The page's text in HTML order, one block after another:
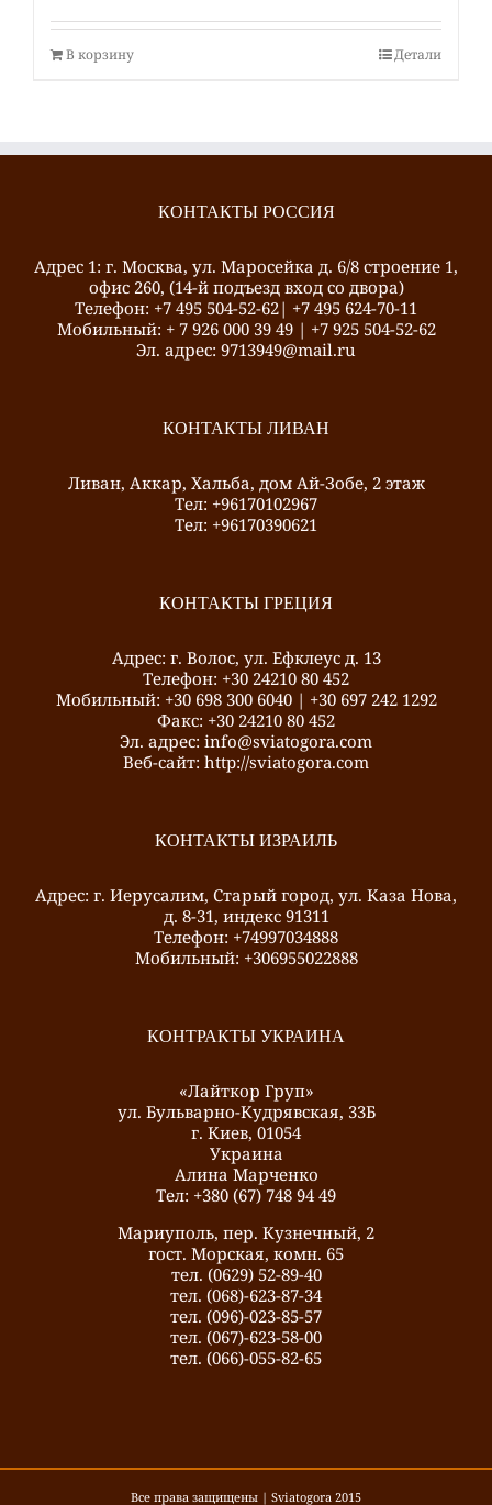
В корзину Детали
КОНТАКТЫ РОССИЯ
Адрес 1: г. Москва, ул. Маросейка д. 6/8 строение 1,
офис 260, (14-й подъезд вход со двора)
Телефон: +7 495 504-52-62| +7 495 624-70-11
Mобильный: + 7 926 000 39 49 | +7 925 504-52-62
Эл. адрес: 9713949@mail.ru
КОНТАКТЫ ЛИВАН
Ливан, Аккар, Хальба, дом Ай-Зобе, 2 этаж
Тел: +96170102967
Тел: +96170390621
КОНТАКТЫ ГРЕЦИЯ
Адрес: г. Волос, ул. Ефклеус д. 13
Телефон: +30 24210 80 452
Mобильный: +30 698 300 6040 | +30 697 242 1292
Факс: +30 24210 80 452
Эл. адрес: info@sviatogora.com
Веб-сайт: http://sviatogora.com
КОНТАКТЫ ИЗРАИЛЬ
Адрес: г. Иерусалим, Старый город, ул. Каза Нова,
д. 8-31, индекс 91311
Телефон: +74997034888
Mобильный: +306955022888
КОНТРАКТЫ УКРАИНА
«Лайткор Груп»
ул. Бульварно-Кудрявская, 33Б
г. Киев, 01054
Украина
Алина Марченко
Тел: +380 (67) 748 94 49
Мариуполь, пер. Кузнечный, 2
гост. Морская, комн. 65
тел. (0629) 52-89-40
тел. (068)-623-87-34
тел. (096)-023-85-57
тел. (067)-623-58-00
тел. (066)-055-82-65
Все права защищены | Sviatogora 2015